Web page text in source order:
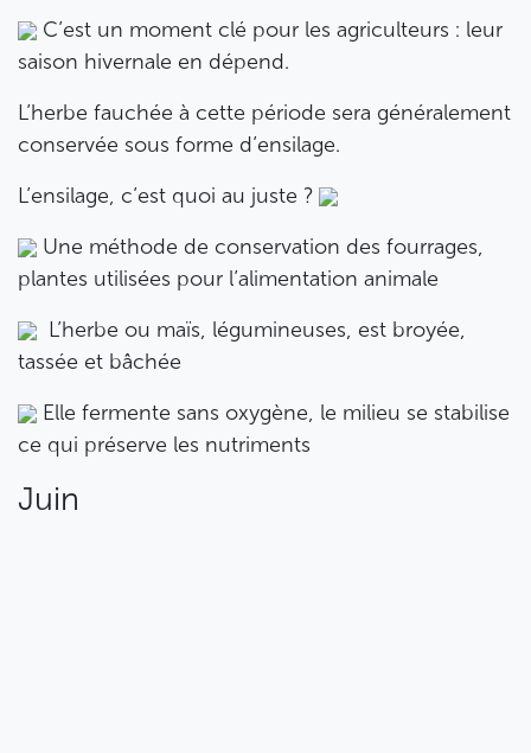
C’est un moment clé pour les agriculteurs : leur
saison hivernale en dépend.
L’herbe fauchée à cette période sera généralement
conservée sous forme d’ensilage.
L’ensilage, c’est quoi au juste ?
Une méthode de conservation des fourrages,
plantes utilisées pour l’alimentation animale
L’herbe ou maïs, légumineuses, est broyée,
tassée et bâchée
Elle fermente sans oxygène, le milieu se stabilise
ce qui préserve les nutriments
Juin